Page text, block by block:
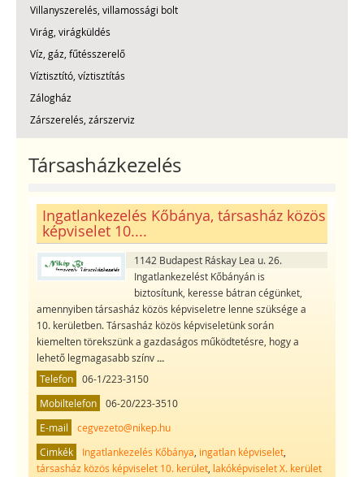
Villanyszerelés, villamossági bolt
Virág, virágküldés
Víz, gáz, fűtésszerelő
Víztisztító, víztisztítás
Zálogház
Zárszerelés, zárszerviz
Társasházkezelés
Ingatlankezelés Kőbánya, társasház közös
képviselet 10....
1142 Budapest Ráskay Lea u. 26.
Ingatlankezelést Kőbányán is
biztosítunk, keresse bátran cégünket,
amennyiben társasház közös képviseletre lenne szüksége a
10. kerületben. Társasház közös képviseletünk során
kiemelten törekszünk a gazdaságos működtetésre, hogy a
lehető legmagasabb színv...
Telefon
06-1/223-3150
Mobiltelefon
06-20/223-3510
E-mail
cegvezeto@nikep.hu
Cimkék
Ingatlankezelés Kőbánya ingatlan képviselet,
társasház közös képviselet 10. kerület, lakóképviselet X. kerület